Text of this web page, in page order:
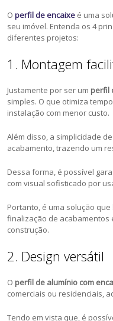
Operfil de encaixe é uma
seu imóvel. Entenda os 4
diferentes projetos:
1. Montagem
Justamente por ser um perfil
simples. O que otimiza
instalação com menor custo.
Além disso, a simplicidade
acabamento, trazendo um
Dessa forma, é possível
com visual sofisticado por
Portanto, é uma solução
finalização de acabamentos
construção.
2. Design versátil
O perfil de alumínio com
comerciais ou residenciais,
Tendo em vista que, é